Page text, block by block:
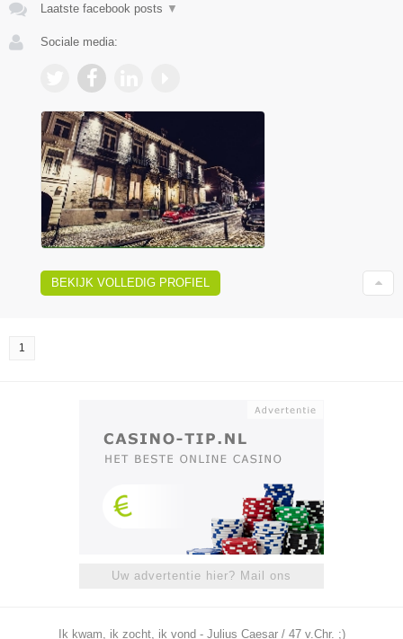
Laatste facebook posts ▼
Sociale media:
BEKIJK VOLLEDIG PROFIEL
1
Uw advertentie hier? Mail ons
Ik kwam, ik zocht, ik vond - Julius Caesar / 47 v.Chr. ;)